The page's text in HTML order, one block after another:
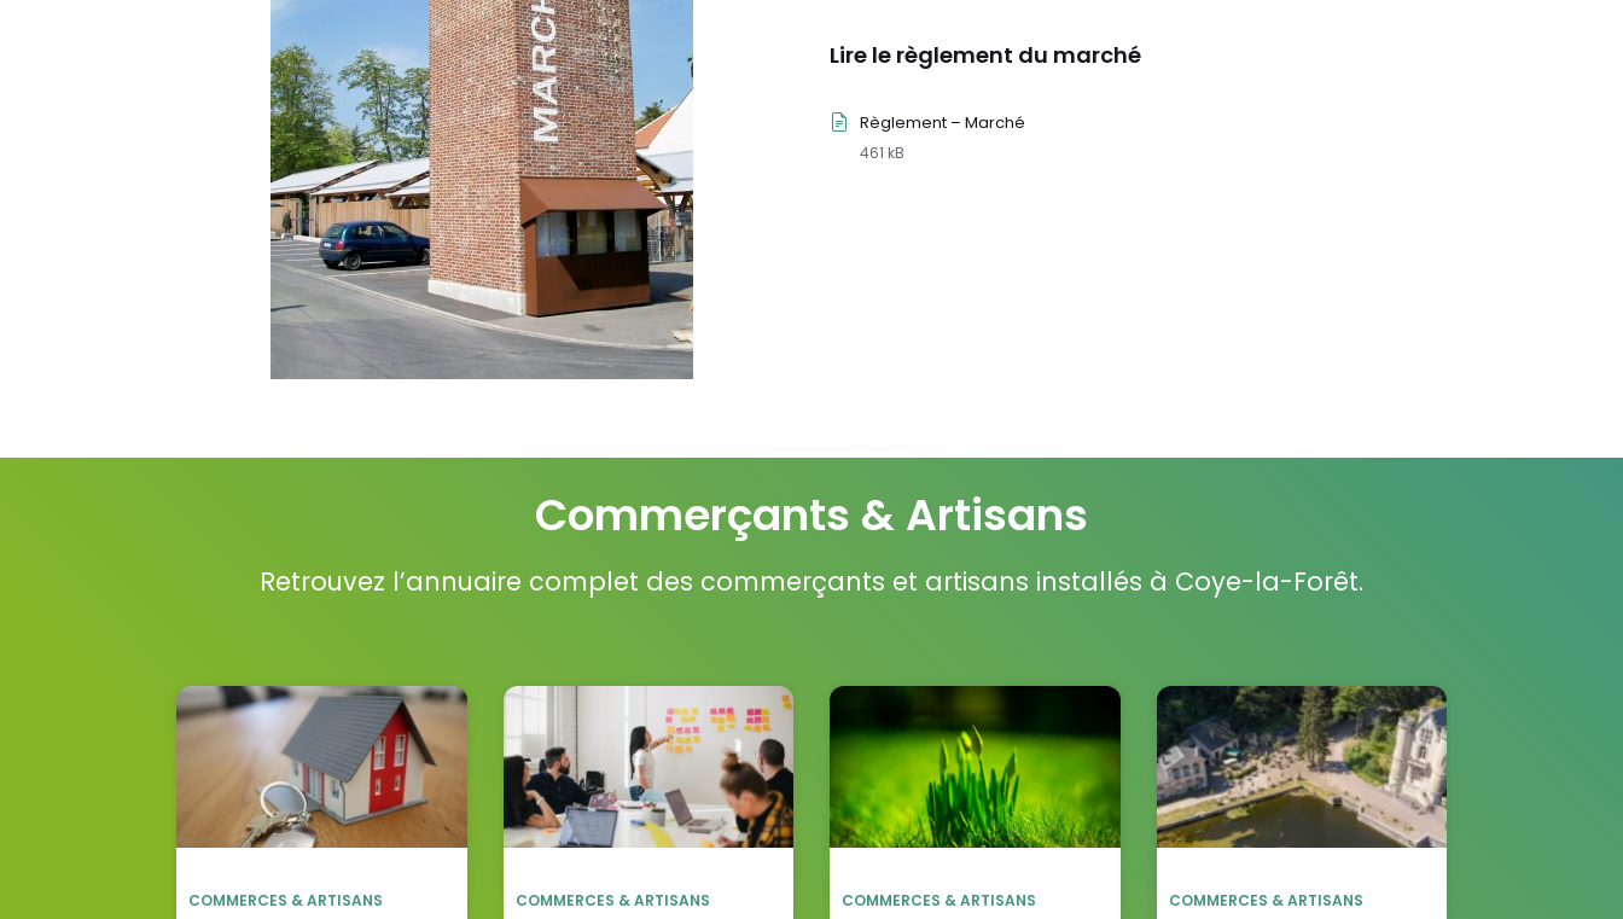
Lire le règlement du marché
Règlement – Marché
461 kB
Commerçants & Artisans
Retrouvez l’annuaire complet des commerçants et artisans installés à Coye-la-Forêt.
COMMERCES & ARTISANS COMMERCES & ARTISANS COMMERCES & ARTISANS COMMERCES & ARTISANS